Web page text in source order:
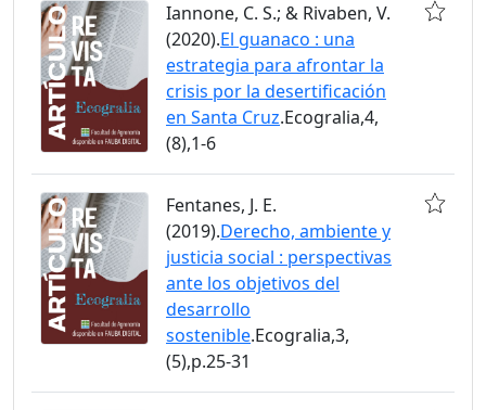
Iannone, C. S.; & Rivaben, V.
(2020).El guanaco : una
estrategia para afrontar la
crisis por la desertificación
en Santa Cruz.Ecogralia,4,
(8),1-6
Fentanes, J. E.
(2019).Derecho, ambiente y
justicia social : perspectivas
ante los objetivos del
desarrollo
sostenible.Ecogralia,3,
(5),p.25-31